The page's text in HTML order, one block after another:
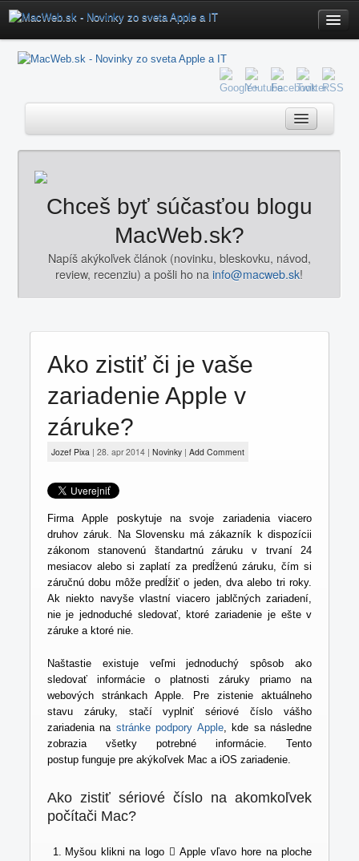
Poradňa
iOS Download
Redakcia
Kontakt
Mac
Aktualizácie
Software
Fámy
Chceš byť súčasťou blogu
MacWeb.sk?
Napíš akýkoľvek článok (novinku, bleskovku, návod,
review, recenziu) a pošli ho nainfo@macweb.sk!
Ako zistiť či je vaše
zariadenie Apple v
záruke?
Jozef Pixa | 28. apr 2014| Novinky| Add Comment
Firma Apple poskytuje na svoje zariadenia viacero
druhov záruk. Na Slovensku má zákazník k dispozícii
zákonom stanovenú štandartnú záruku v trvaní 24
mesiacov alebo si zaplatí za predĺženú záruku, čím si
záručnú dobu môže predĺžiť o jeden, dva alebo tri roky.
Ak niekto navyše vlastní viacero jablčných zariadení,
nie je jednoduché sledovať, ktoré zariadenie je ešte v
záruke a ktoré nie.
Naštastie existuje veľmi jednoduchý spôsob ako
sledovať informácie o platnosti záruky priamo na
webových stránkach Apple. Pre zistenie aktuálneho
stavu záruky, stačí vyplniť sériové číslo vášho
zariadenia na stránke podpory Apple, kde sa následne
zobrazia všetky potrebné informácie. Tento
postup funguje pre akýkoľvek Mac a iOS zariadenie.
Ako zistiť sériové číslo na akomkoľvek
počítači Mac?
Myšou klikni na logo  Apple vľavo hore na ploche